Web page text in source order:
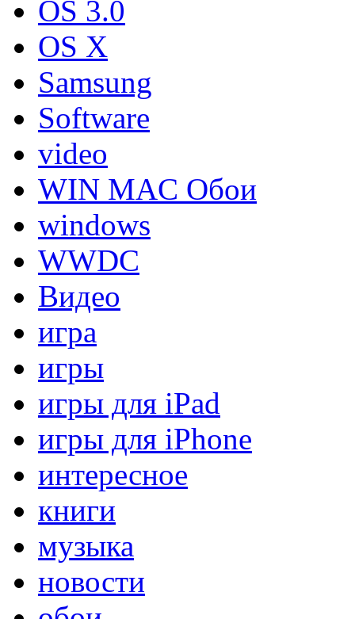
OS 3.0
OS X
Samsung
Software
video
WIN MAC Обои
windows
WWDC
Видео
игра
игры
игры для iPad
игры для iPhone
интересное
книги
музыка
новости